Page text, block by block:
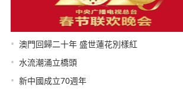
• 澳門回歸二十年 盛世蓮花別樣紅
• 水流潮涌立橋頭
• 新中國成立70週年